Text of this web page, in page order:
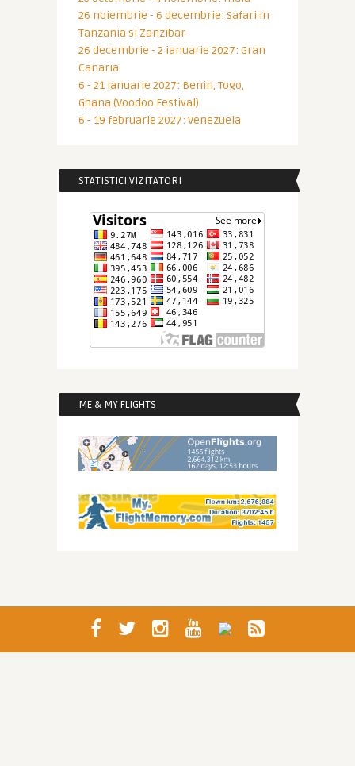
26 noiembrie - 6 decembrie: Safari in
Tanzania si Zanzibar
26 decembrie - 2 ianuarie 2027: Gran
Canaria
6 - 21 ianuarie 2027: Benin, Togo,
Ghana (Voodoo Festival)
6 - 19 februarie 2027: Venezuela
STATISTICI VIZITATORI
ME & MY FLIGHTS